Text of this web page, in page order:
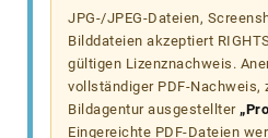
JPG-/JPEG-Dateien,
Bilddateien akzeptiert
gültigen Lizenznachweis.
vollständiger PDF-Nachweis,
Bildagentur ausgestellter
Eingereichte PDF-Dateien